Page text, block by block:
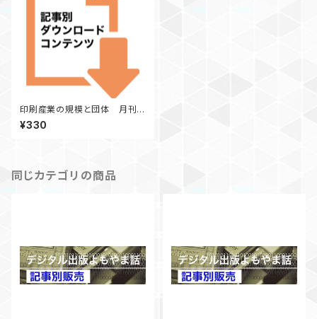
印刷産業の規模と団体 月刊
『印刷雑誌』2019年4月号掲載
¥330
同じカテゴリの商品